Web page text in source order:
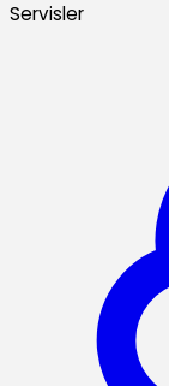
Servisler